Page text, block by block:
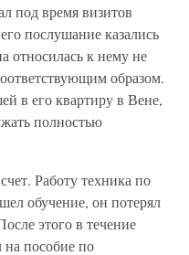
под время визитов
послушание казались
относилась к нему не
образом.
в его квартиру в Вене,
полностью
Работу техника по
обучение, он потерял
этого в течение
пособие по